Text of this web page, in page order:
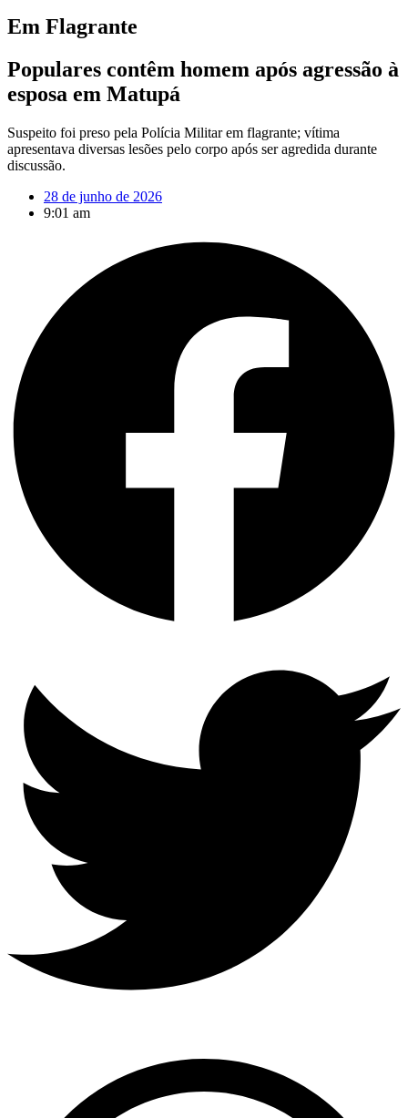
Em Flagrante
Populares contêm homem após agressão à
esposa em Matupá
Suspeito foi preso pela Polícia Militar em flagrante; vítima
apresentava diversas lesões pelo corpo após ser agredida durante
discussão.
28 de junho de 2026
9:01 am